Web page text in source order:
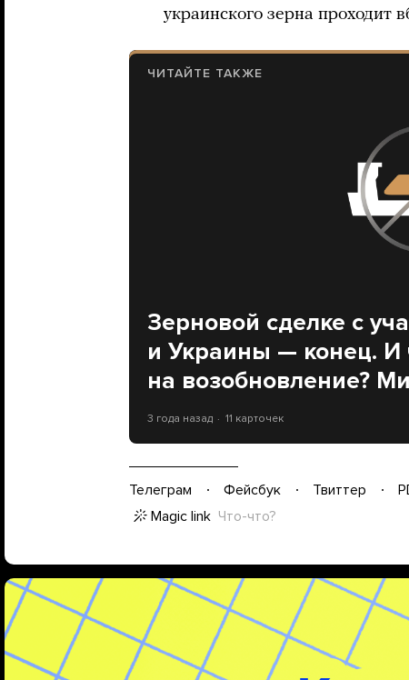
украинского зерна проходит
ЧИТАЙТЕ ТАКЖЕ
Зерновой сделке c
и Украины — конец. И
на возобновление?
3 года назад 11 карточек
Телеграм Фейсбук Твиттер
Magic link Что-что?